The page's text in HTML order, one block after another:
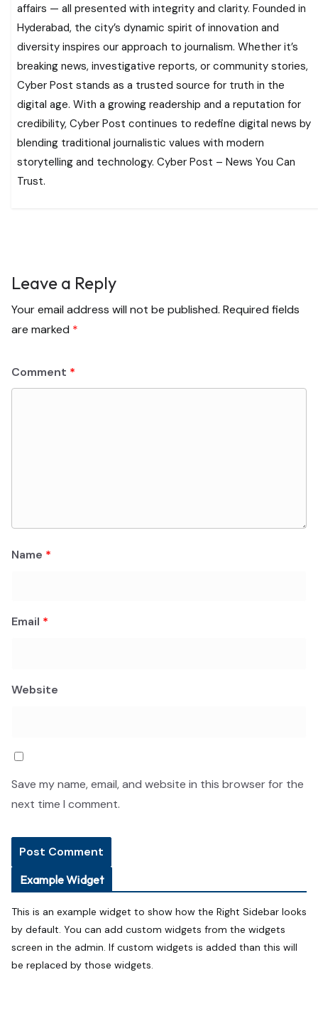
affairs — all presented with integrity and clarity. Founded in
Hyderabad, the city’s dynamic spirit of innovation and
diversity inspires our approach to journalism. Whether it’s
breaking news, investigative reports, or community stories,
Cyber Post stands as a trusted source for truth in the
digital age. With a growing readership and a reputation for
credibility, Cyber Post continues to redefine digital news by
blending traditional journalistic values with modern
storytelling and technology. Cyber Post – News You Can
Trust.
Leave a Reply
Your email address will not be published. Required fields
are marked *
Comment *
Name *
Email *
Website
Save my name, email, and website in this browser for the
next time I comment.
Example Widget
This is an example widget to show how the Right Sidebar looks
by default. You can add custom widgets from the widgets
screen in the admin. If custom widgets is added than this will
be replaced by those widgets.